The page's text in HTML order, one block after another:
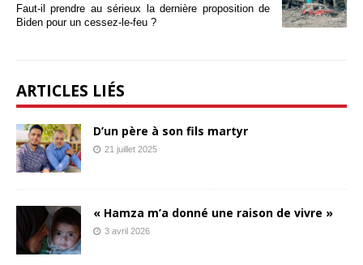
Faut-il prendre au sérieux la dernière proposition de
Biden pour un cessez-le-feu ?
ARTICLES LIÉS
D’un père à son fils martyr
21 juillet 2025
« Hamza m’a donné une raison de vivre »
3 avril 2026